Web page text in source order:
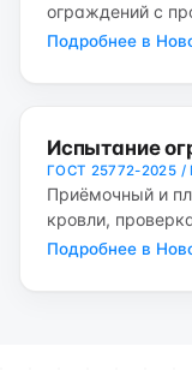
ограждений с
Подробнее в
Испытание
ГОСТ 25772-2025 /
Приёмочный и
кровли,
Подробнее в